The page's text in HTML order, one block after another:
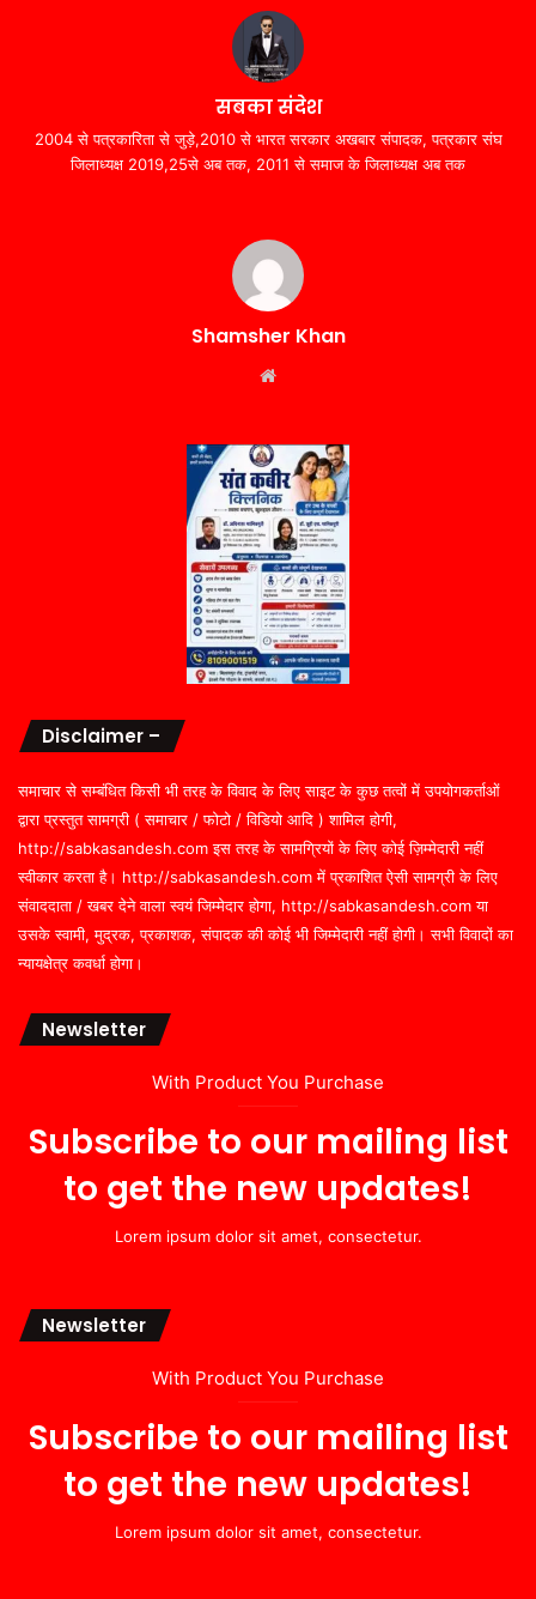
सबका संदेश
2004 से पत्रकारिता से जुड़े,2010 से भारत सरकार अखबार संपादक, पत्रकार संघ
जिलाध्यक्ष 2019,25से अब तक, 2011 से समाज के जिलाध्यक्ष अब तक
Shamsher Khan
Disclaimer –
समाचार से सम्बंधित किसी भी तरह के विवाद के लिए साइट के कुछ तत्वों में उपयोगकर्ताओं
द्वारा प्रस्तुत सामग्री ( समाचार / फोटो / विडियो आदि ) शामिल होगी,
http://sabkasandesh.com इस तरह के सामग्रियों के लिए कोई ज़िम्मेदारी नहीं
स्वीकार करता है। http://sabkasandesh.com में प्रकाशित ऐसी सामग्री के लिए
संवाददाता / खबर देने वाला स्वयं जिम्मेदार होगा, http://sabkasandesh.com या
उसके स्वामी, मुद्रक, प्रकाशक, संपादक की कोई भी जिम्मेदारी नहीं होगी। सभी विवादों का
न्यायक्षेत्र कवर्धा होगा।
Newsletter
With Product You Purchase
Subscribe to our mailing list
to get the new updates!
Lorem ipsum dolor sit amet, consectetur.
Newsletter
With Product You Purchase
Subscribe to our mailing list
to get the new updates!
Lorem ipsum dolor sit amet, consectetur.